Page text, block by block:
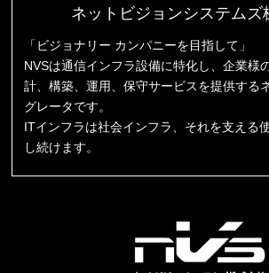
ネットビジョンシステムズ
「ビジョナリー カンパニーを目指して」
NVSは通信インフラ設備に特化し、企業様
計、構築、運用、保守サービスを提供する
グレータです。
ITインフラは社会インフラ、それを支える
し続けます。